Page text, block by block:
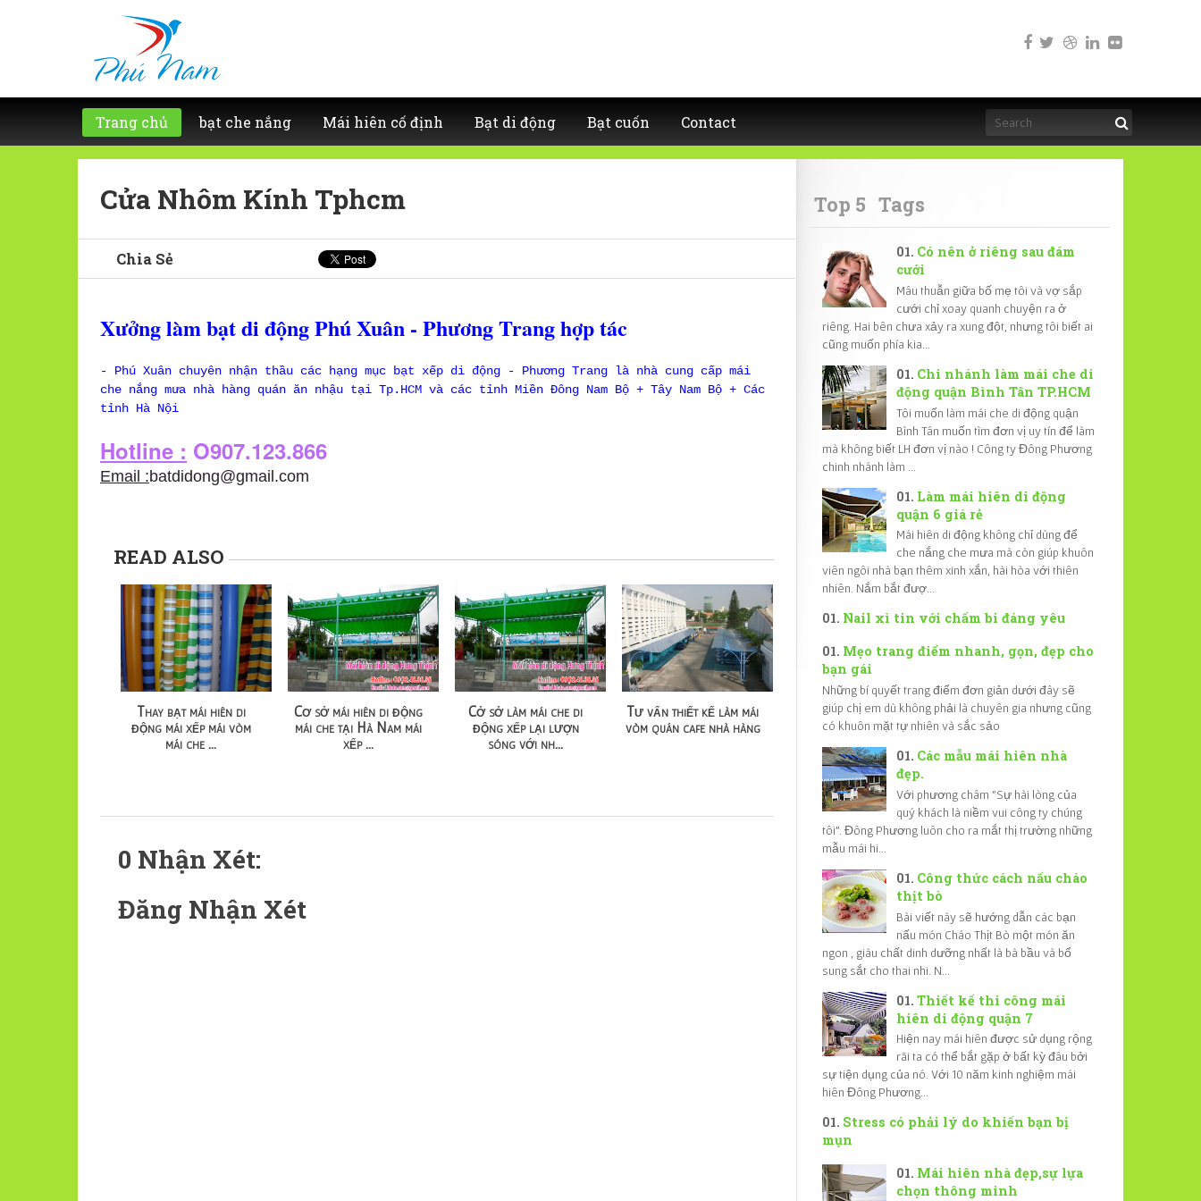
Trang chủ bạt che nắng Mái hiên cố định Bạt di động Bạt cuốn Contact
Cửa Nhôm Kính Tphcm
Chia Sẻ
Xưởng làm bạt di động Phú Xuân - Phương Trang hợp tác
- Phú Xuân chuyên nhận thầu các hạng mục bạt xếp di động - Phương Trang là nhà cung cấp mái
che nắng mưa nhà hàng quán ăn nhậu tại Tp.HCM và các tỉnh Miền Đông Nam Bộ + Tây Nam Bộ + Các
tỉnh Hà Nội
Hotline : O907.123.866
Email :batdidong@gmail.com
READ ALSO
Thay bạt mái hiên di
động mái xếp mái vòm
mái che ...
Cơ sở mái hiên di động
mái che tại Hà Nam mái
xếp ...
Cở sở làm mái che di
động xếp lại lượn
sóng với nh...
Tư vấn thiết kế làm mái
vòm quán cafe nhà hàng
0 Nhận Xét:
Đăng Nhận Xét
Top 5 Tags
Có nên ở riêng sau đám
cưới
Mâu thuẫn giữa bố mẹ tôi và vợ sắp
cưới chỉ xoay quanh chuyện ra ở
riêng. Hai bên chưa xảy ra xung đột, nhưng tôi biết ai
cũng muốn phía kia...
Chi nhánh làm mái che di
động quận Bình Tân TP.HCM
Tôi muốn làm mái che di động quận
Bình Tân muốn tìm đơn vị uy tín để làm
mà không biết LH đơn vị nào ! Công ty Đông Phương
chinh nhánh làm ...
Làm mái hiên di động
quận 6 giá rẻ
Mái hiên di động không chỉ dùng để
che nắng che mưa mà còn giúp khuôn
viên ngôi nhà bạn thêm xinh xắn, hài hòa với thiên
nhiên. Nắm bắt đượ...
Nail xì tin với chấm bi đáng yêu
Mẹo trang điểm nhanh, gọn, đẹp cho
bạn gái
Những bí quyết trang điểm đơn giản dưới đây sẽ
giúp chị em dù không phải là chuyên gia nhưng cũng
có khuôn mặt tự nhiên và sắc sảo
Các mẫu mái hiên nhà
đẹp.
Với phương châm "Sự hài lòng của
quý khách là niềm vui công ty chúng
tôi". Đông Phương luôn cho ra mắt thị trường những
mẫu mái hi...
Công thức cách nấu cháo
thịt bò
Bài viết này sẽ hướng dẫn các bạn
nấu món Cháo Thịt Bò một món ăn
ngon , giàu chất dinh dưỡng nhất là bà bầu và bổ
sung sắt cho thai nhi. N...
Thiết kế thi công mái
hiên di động quận 7
Hiện nay mái hiên được sử dụng rộng
rãi ta có thể bắt gặp ở bất kỳ đâu bởi
sự tiện dụng của nó. Với 10 năm kinh nghiệm mái
hiên Đông Phương...
Stress có phải lý do khiến bạn bị
mụn
Mái hiên nhà đẹp,sự lựa
chọn thông minh